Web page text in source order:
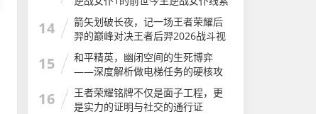
还可以刷吗
14
箭矢划破长夜，记一场王者荣耀后
羿的巅峰对决王者后羿2026战斗视
频
15
和平精英，幽闭空间的生死博弈
——深度解析做电梯任务的硬核攻
略与心跳时刻和平精英做电梯任务
怎么做
16
王者荣耀铭牌不仅是面子工程，更
是实力的证明与社交的通行证